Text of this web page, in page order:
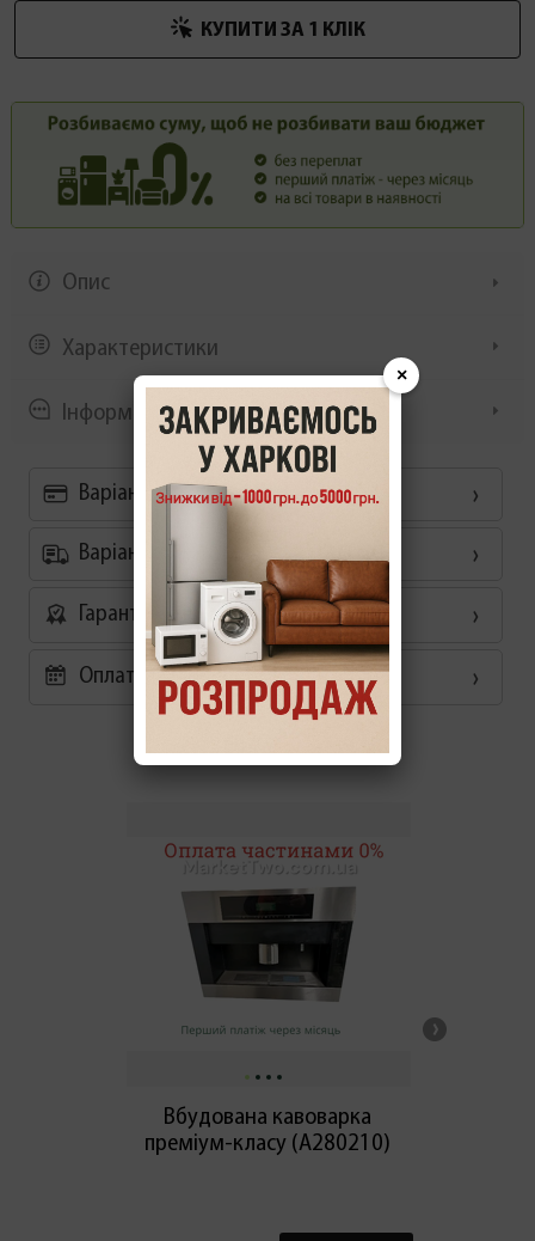
КУПИТИ ЗА 1 КЛIК
Опис
Характеристики
Інформація/демонстрація
Варіанти оплати
Варіанти доставки
Гарантія
Оплата частинами 0%
Схожі товари
Вбудована кавоварка
преміум-класу (A280210)
×